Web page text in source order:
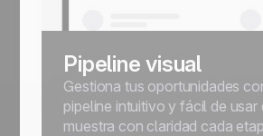
Pipeline visual
Gestiona tus oportunidades
pipeline intuitivo y fácil de usar
muestra con claridad cada